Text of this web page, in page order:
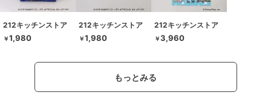
212キッチンストア
￥1,980
212キッチンストア
￥1,980
212キッチンストア
￥3,960
もっとみる